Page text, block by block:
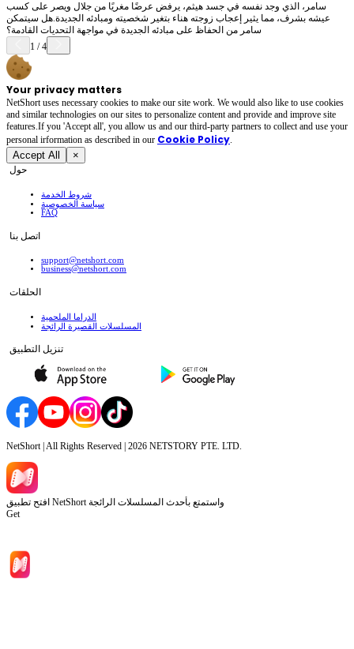
سامر، الذي وجد نفسه في جسد هيثم، يرفض عرضًا مغريًا من جلال ويصر على كسب
عيشه بشرف، مما يثير إعجاب زوجته هناء بتغير شخصيته ومبادئه الجديدة.هل سيتمكن
سامر من الحفاظ على مبادئه الجديدة في مواجهة التحديات القادمة؟
1 /4
Your privacy matters
NetShort uses necessary cookies to make our site work. We would also like to use cookies
and similar technologies on our sites to personalize content and provide and improve site
features.If you 'Accept all', you allow us and our third-party partners to collect and use your
personal irformation as described in our Cookie Policy.
Accept All ×
حول
شروط الخدمة
سياسة الخصوصية
FAQ
اتصل بنا
support@netshort.com
business@netshort.com
الحلقات
الدراما الملحمية
المسلسلات القصيرة الرائجة
تنزيل التطبيق
NetShort | All Rights Reserved | 2026 NETSTORY PTE. LTD.
افتح تطبيق NetShort واستمتع بأحدث المسلسلات الرائجة
Get